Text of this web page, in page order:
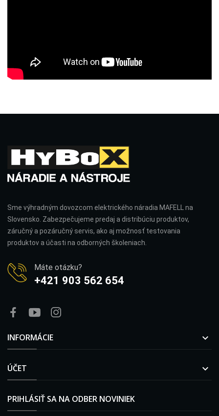
Sme výhradným dovozcom elektrického náradia MAFELL na
Slovensko. Zabezpečujeme predaj a distribúciu produktov,
záručný a pozáručný servis, ako aj možnosť testovania
produktov a účasti na odborných školeniach.
Máte otázku?
+421 903 562 654
INFORMÁCIE 
ÚČET 
PRIHLÁSIŤ SA NA ODBER NOVINIEK